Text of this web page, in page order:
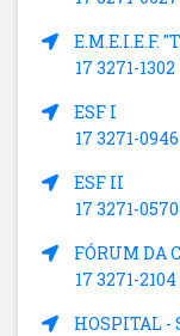
E.M.E.I.E.F.
17 3271-1302
ESF I
17 3271-0946
ESF II
17 3271-0570
FÓRUM DA
17 3271-2104
HOSPITAL -